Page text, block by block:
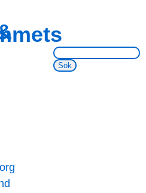
Sök på webbsidan: